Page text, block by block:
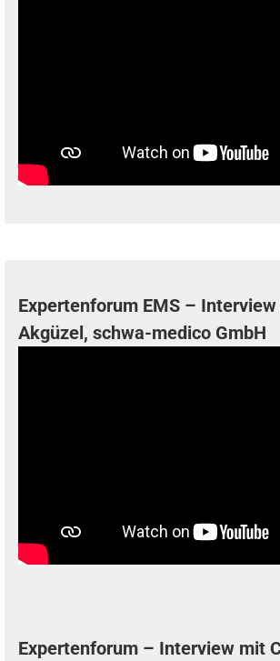
Expertenforum EMS –
Akgüzel, schwa-medico GmbH
Expertenforum – Interview mit